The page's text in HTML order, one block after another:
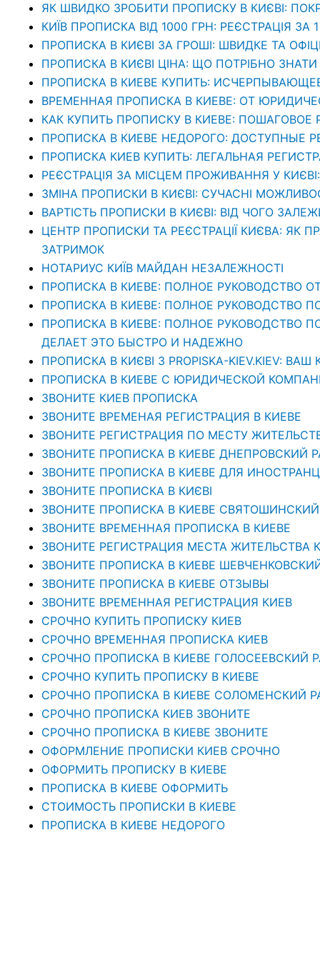
ЯК ШВИДКО ЗРОБИТИ ПРОПИСКУ В КИЄВІ:
КИЇВ ПРОПИСКА ВІД 1000 ГРН: РЕЄСТРАЦІЯ ЗА
ПРОПИСКА В КИЄВІ ЗА ГРОШІ: ШВИДКЕ ТА
ПРОПИСКА В КИЄВІ ЦІНА: ЩО ПОТРІБНО
ПРОПИСКА В КИЕВЕ КУПИТЬ:
ВРЕМЕННАЯ ПРОПИСКА В КИЕВЕ: ОТ
КАК КУПИТЬ ПРОПИСКУ В КИЕВЕ:
ПРОПИСКА В КИЕВЕ НЕДОРОГО: ДОСТУПНЫЕ
ПРОПИСКА КИЕВ КУПИТЬ: ЛЕГАЛЬНАЯ
РЕЄСТРАЦІЯ ЗА МІСЦЕМ ПРОЖИВАННЯ У
ЗМІНА ПРОПИСКИ В КИЄВІ: СУЧАСНІ
ВАРТІСТЬ ПРОПИСКИ В КИЄВІ: ВІД ЧОГО
ЦЕНТР ПРОПИСКИ ТА РЕЄСТРАЦІЇ КИЄВА: ЯК
ЗАТРИМОК
НОТАРИУС КИЇВ МАЙДАН НЕЗАЛЕЖНОСТІ
ПРОПИСКА В КИЕВЕ: ПОЛНОЕ РУКОВОДСТВО ОТ
ПРОПИСКА В КИЕВЕ: ПОЛНОЕ РУКОВОДСТВО
ПРОПИСКА В КИЕВЕ: ПОЛНОЕ РУКОВОДСТВО ПО
ДЕЛАЕТ ЭТО БЫСТРО И НАДЕЖНО
ПРОПИСКА В КИЄВІ З PROPISKA-KIEV.KIEV:
ПРОПИСКА В КИЕВЕ С ЮРИДИЧЕСКОЙ
ЗВОНИТЕ КИЕВ ПРОПИСКА
ЗВОНИТЕ ВРЕМЕНАЯ РЕГИСТРАЦИЯ В КИЕВЕ
ЗВОНИТЕ РЕГИСТРАЦИЯ ПО МЕСТУ
ЗВОНИТЕ ПРОПИСКА В КИЕВЕ ДНЕПРОВСКИЙ
ЗВОНИТЕ ПРОПИСКА В КИЕВЕ ДЛЯ
ЗВОНИТЕ ПРОПИСКА В КИЄВІ
ЗВОНИТЕ ПРОПИСКА В КИЕВЕ
ЗВОНИТЕ ВРЕМЕННАЯ ПРОПИСКА В КИЕВЕ
ЗВОНИТЕ РЕГИСТРАЦИЯ МЕСТА ЖИТЕЛЬСТВА
ЗВОНИТЕ ПРОПИСКА В КИЕВЕ
ЗВОНИТЕ ПРОПИСКА В КИЕВЕ ОТЗЫВЫ
ЗВОНИТЕ ВРЕМЕННАЯ РЕГИСТРАЦИЯ КИЕВ
СРОЧНО КУПИТЬ ПРОПИСКУ КИЕВ
СРОЧНО ВРЕМЕННАЯ ПРОПИСКА КИЕВ
СРОЧНО ПРОПИСКА В КИЕВЕ ГОЛОСЕЕВСКИЙ
СРОЧНО КУПИТЬ ПРОПИСКУ В КИЕВЕ
CРОЧНО ПРОПИСКА В КИЕВЕ СОЛОМЕНСКИЙ
СРОЧНО ПРОПИСКА КИЕВ ЗВОНИТЕ
СРОЧНО ПРОПИСКА В КИЕВЕ ЗВОНИТЕ
ОФОРМЛЕНИЕ ПРОПИСКИ КИЕВ СРОЧНО
ОФОРМИТЬ ПРОПИСКУ В КИЕВЕ
ПРОПИСКА В КИЕВЕ ОФОРМИТЬ
СТОИМОСТЬ ПРОПИСКИ В КИЕВЕ
ПРОПИСКА В КИЕВЕ НЕДОРОГО